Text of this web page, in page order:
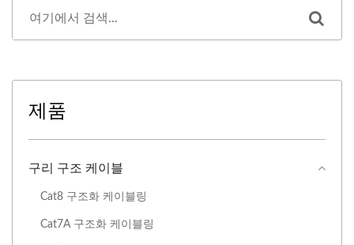
제품
구리 구조 케이블
Cat8 구조화 ​​케이블링
Cat7A 구조화 케이블링